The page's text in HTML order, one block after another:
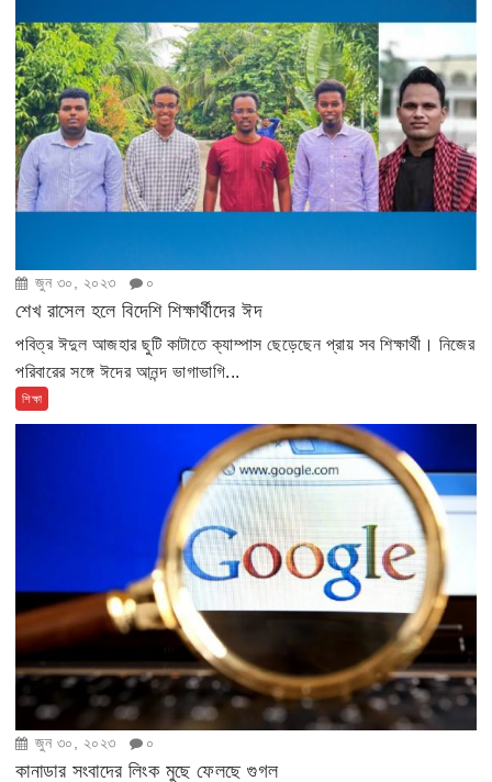
জুন ৩০, ২০২৩ ০
শেখ রাসেল হলে বিদেশি শিক্ষার্থীদের ঈদ
পবিত্র ঈদুল আজহার ছুটি কাটাতে ক্যাম্পাস ছেড়েছেন প্রায় সব শিক্ষার্থী। নিজের
পরিবারের সঙ্গে ঈদের আনন্দ ভাগাভাগি...
শিক্ষা
জুন ৩০, ২০২৩ ০
কানাডার সংবাদের লিংক মুছে ফেলছে গুগল